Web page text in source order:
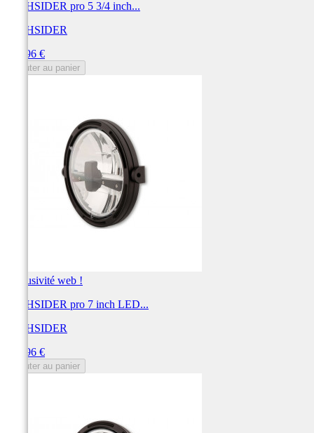
HIGHSIDER pro 5 3/4 inch...
HIGHSIDER
299,96 €
Ajouter au panier
Exclusivité web !
HIGHSIDER pro 7 inch LED...
HIGHSIDER
299,96 €
Ajouter au panier